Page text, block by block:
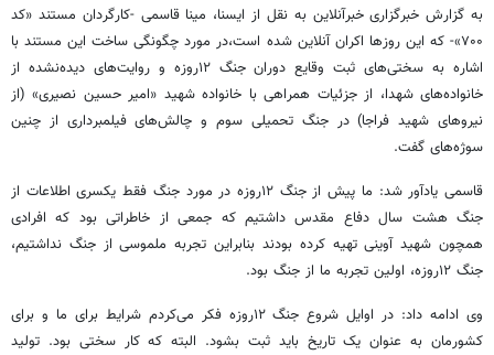
به گزارش خبرگزاری خبرآنلاین به نقل از ایسنا، مینا قاسمی -کارگردان مستند «کد
۷۰۰»- که این روزها اکران آنلاین شده است،در مورد چگونگی ساخت این مستند با
اشاره به سختی‌های ثبت وقایع دوران جنگ ۱۲روزه و روایت‌های دیده‌نشده از
خانواده‌های شهدا، از جزئیات همراهی با خانواده شهید «امیر حسین نصیری» (از
نیروهای شهید فراجا) در جنگ تحمیلی سوم و چالش‌های فیلمبرداری از چنین
سوژه‌های گفت.
قاسمی یادآور شد: ما پیش از جنگ‌ ۱۲روزه در مورد جنگ فقط یکسری اطلاعات از
جنگ هشت سال دفاع مقدس داشتیم که جمعی از خاطراتی بود که افرادی
همچون شهید آوینی تهیه کرده بودند بنابراین تجربه ملموسی از جنگ نداشتیم،
جنگ ۱۲روزه، اولین تجربه ما از جنگ بود.
وی ادامه داد: در اوایل شروع جنگ ۱۲روزه فکر می‌کردم شرایط برای ما و برای
کشورمان به عنوان یک تاریخ باید ثبت بشود. البته که کار سختی بود. تولید